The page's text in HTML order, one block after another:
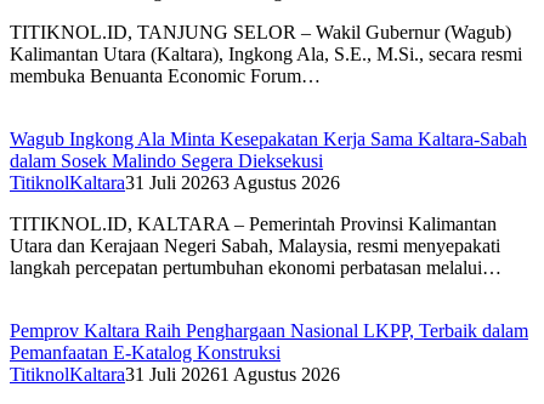
TITIKNOL.ID, TANJUNG SELOR – Wakil Gubernur (Wagub)
Kalimantan Utara (Kaltara), Ingkong Ala, S.E., M.Si., secara resmi
membuka Benuanta Economic Forum…
Wagub Ingkong Ala Minta Kesepakatan Kerja Sama Kaltara-Sabah
dalam Sosek Malindo Segera Dieksekusi
TitiknolKaltara31 Juli 20263 Agustus 2026
TITIKNOL.ID, KALTARA – Pemerintah Provinsi Kalimantan
Utara dan Kerajaan Negeri Sabah, Malaysia, resmi menyepakati
langkah percepatan pertumbuhan ekonomi perbatasan melalui…
Pemprov Kaltara Raih Penghargaan Nasional LKPP, Terbaik dalam
Pemanfaatan E-Katalog Konstruksi
TitiknolKaltara31 Juli 20261 Agustus 2026